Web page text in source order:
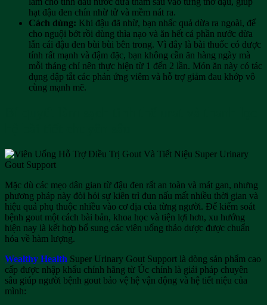
hạt đậu đen chín nhừ tử và mềm nát ra.
Cách dùng: Khi đậu đã nhừ, bạn nhấc quả dừa ra ngoài, để
cho nguội bớt rồi dùng thìa nạo và ăn hết cả phần nước dừa
lẫn cái đậu đen bùi bùi bên trong. Vì đây là bài thuốc có dược
tính rất mạnh và đậm đặc, bạn không cần ăn hàng ngày mà
mỗi tháng chỉ nên thực hiện từ 1 đến 2 lần. Món ăn này có tác
dụng dập tắt các phản ứng viêm và hỗ trợ giảm đau khớp vô
cùng mạnh mẽ.
Mặc dù các mẹo dân gian từ đậu đen rất an toàn và mát gan, nhưng
phương pháp này đòi hỏi sự kiên trì đun nấu mất nhiều thời gian và
hiệu quả phụ thuộc nhiều vào cơ địa của từng người. Để kiểm soát
bệnh gout một cách bài bản, khoa học và tiện lợi hơn, xu hướng
hiện nay là kết hợp bổ sung các viên uống thảo dược được chuẩn
hóa về hàm lượng.
Wealthy Health Super Urinary Gout Support là dòng sản phẩm cao
cấp được nhập khẩu chính hãng từ Úc chính là giải pháp chuyên
sâu giúp người bệnh gout bảo vệ hệ vận động và hệ tiết niệu của
mình: